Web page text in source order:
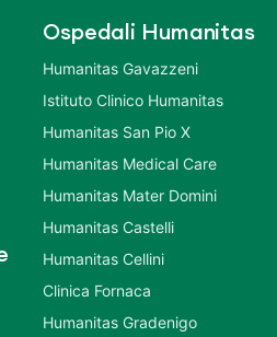
Ospedali Humanitas
Humanitas Gavazzeni
Istituto Clinico Humanitas
Humanitas San Pio X
Humanitas Medical Care
Humanitas Mater Domini
Humanitas Castelli
Humanitas Cellini
Clinica Fornaca
Humanitas Gradenigo